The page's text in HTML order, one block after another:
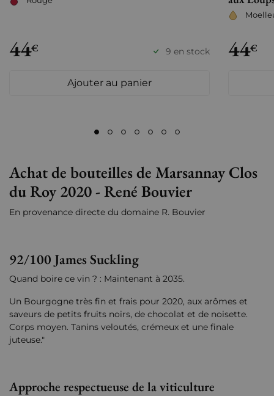
44€ 9 en stock
Ajouter au panier
44€
Achat de bouteilles de Marsannay Clos
du Roy 2020 - René Bouvier
En provenance directe du domaine R. Bouvier
92/100 James Suckling
Quand boire ce vin ? : Maintenant à 2035.
Un Bourgogne très fin et frais pour 2020, aux arômes et
saveurs de petits fruits noirs, de chocolat et de noisette.
Corps moyen. Tanins veloutés, crémeux et une finale
juteuse."
Approche respectueuse de la viticulture